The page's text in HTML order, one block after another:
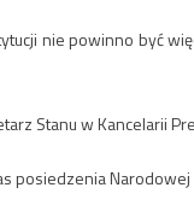
nie powinno być
Stanu w Kancelarii
posiedzenia Narodowej